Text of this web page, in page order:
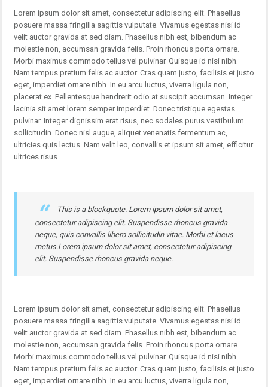
Lorem ipsum dolor sit amet, consectetur adipiscing elit. Phasellus
posuere massa fringilla sagittis vulputate. Vivamus egestas nisi id
velit auctor gravida at sed diam. Phasellus nibh est, bibendum ac
molestie non, accumsan gravida felis. Proin rhoncus porta ornare.
Morbi maximus commodo tellus vel pulvinar. Quisque id nisi nibh.
Nam tempus pretium felis ac auctor. Cras quam justo, facilisis et justo
eget, imperdiet ornare nibh. In eu arcu luctus, viverra ligula non,
placerat ex. Pellentesque hendrerit odio at suscipit accumsan. Integer
lacinia sit amet lorem semper imperdiet. Donec tristique egestas
pulvinar. Integer dignissim erat risus, nec sodales purus vestibulum
sollicitudin. Donec nisl augue, aliquet venenatis fermentum ac,
ultricies quis lectus. Nam velit leo, convallis et ipsum sit amet, efficitur
ultrices risus.
This is a blockquote. Lorem ipsum dolor sit amet,
consectetur adipiscing elit. Suspendisse rhoncus gravida
neque, quis convallis libero sollicitudin vitae. Morbi et lacus
metus.Lorem ipsum dolor sit amet, consectetur adipiscing
elit. Suspendisse rhoncus gravida neque.
Lorem ipsum dolor sit amet, consectetur adipiscing elit. Phasellus
posuere massa fringilla sagittis vulputate. Vivamus egestas nisi id
velit auctor gravida at sed diam. Phasellus nibh est, bibendum ac
molestie non, accumsan gravida felis. Proin rhoncus porta ornare.
Morbi maximus commodo tellus vel pulvinar. Quisque id nisi nibh.
Nam tempus pretium felis ac auctor. Cras quam justo, facilisis et justo
eget, imperdiet ornare nibh. In eu arcu luctus, viverra ligula non,